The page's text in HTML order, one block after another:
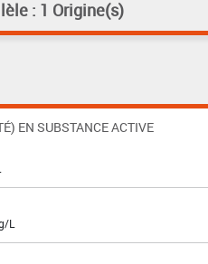
: 1 Origine(s)
EN SUBSTANCE ACTIVE
L